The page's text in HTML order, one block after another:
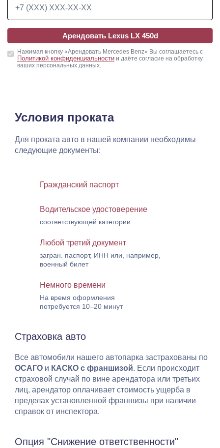
Арендовать Lexus LX 450d
Нажимая кнопку «Арендовать Mercedes Benz» Вы соглашаетесь с
Политикой конфиденциальности и даёте согласие на обработку
ваших персональных данных.
Условия проката
Для проката авто в нашей компании необходимы
следующие документы:
Гражданский паспорт
Водительское удостоверение
соответствующей категории
Любой третий документ
загран. паспорт, ИНН или, например,
военный билет
Немного времени
На время оформления
потребуется 10–20 минут
Страховка авто
Все автомобили нашего автопарка застрахованы по
ОСАГО и КАСКО с франшизой. Если происходит
страховой случай по вине арендатора или третьих
лиц, арендатор оплачивает стоимость ущерба в
пределах установленной франшизы при наличии
справок от инспектора.
Опция "Снижение ответственности"